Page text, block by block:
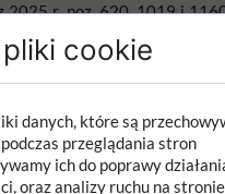
2025 r. poz. 620, 1019 i
o których mowa w art. 42d
o których mowa w art. 42d
prowadzenie
z uczniami lub
cookie
danych, które są
przeglądania stron
ich do poprawy
oraz analizy ruchu na